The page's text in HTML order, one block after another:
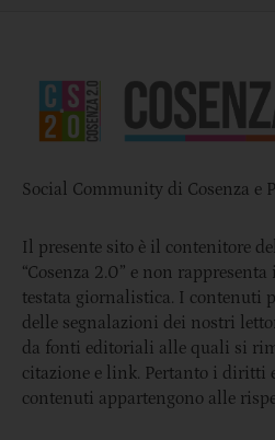
Social Community di Cosenza e
Il presente sito è il contenitore
“Cosenza 2.0” e non
testata giornalistica. I contenuti
delle segnalazioni dei nostri
da fonti editoriali alle quali si
citazione e link. Pertanto i diritti
contenuti appartengono alle